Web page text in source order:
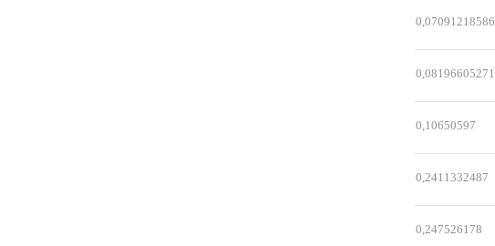
0,07091218586
0,08196605271
0,10650597
0,2411332487
0,247526178